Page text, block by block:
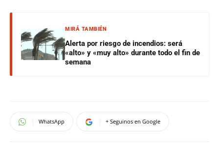
MIRÁ TAMBIÉN
Alerta por riesgo de incendios: será
«alto» y «muy alto» durante todo el fin de
semana
WhatsApp + Seguinos en Google